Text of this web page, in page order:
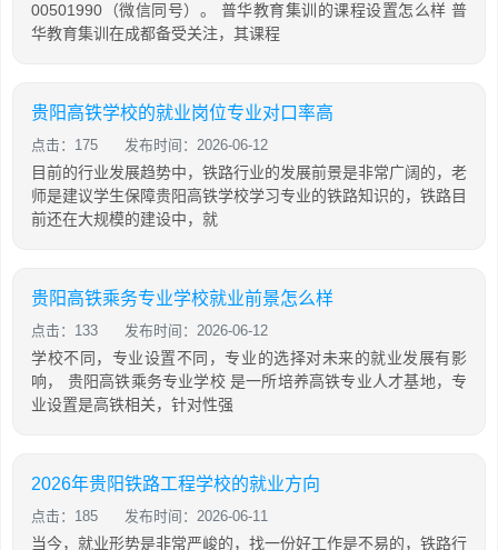
00501990（微信同号）。 普华教育集训的课程设置怎么样 普
华教育集训在成都备受关注，其课程
贵阳高铁学校的就业岗位专业对口率高
点击：175 发布时间：2026-06-12
目前的行业发展趋势中，铁路行业的发展前景是非常广阔的，老
师是建议学生保障贵阳高铁学校学习专业的铁路知识的，铁路目
前还在大规模的建设中，就
贵阳高铁乘务专业学校就业前景怎么样
点击：133 发布时间：2026-06-12
学校不同，专业设置不同，专业的选择对未来的就业发展有影
响， 贵阳高铁乘务专业学校 是一所培养高铁专业人才基地，专
业设置是高铁相关，针对性强
2026年贵阳铁路工程学校的就业方向
点击：185 发布时间：2026-06-11
当今，就业形势是非常严峻的，找一份好工作是不易的，铁路行